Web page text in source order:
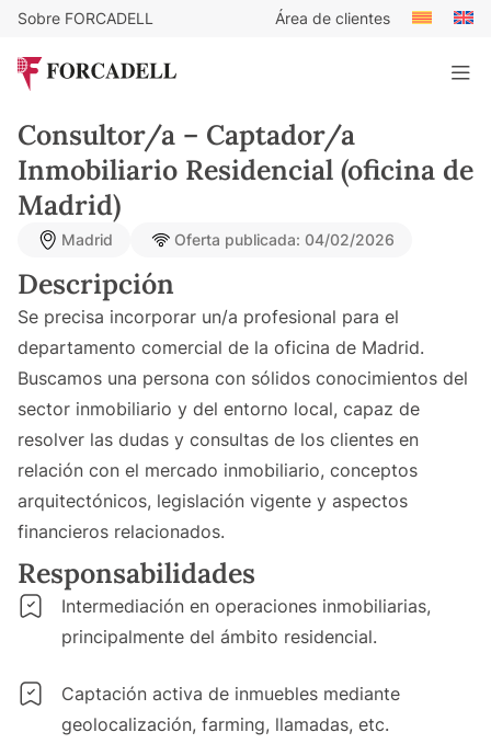
Sobre FORCADELL Área de clientes
Consultor/a – Captador/a
Inmobiliario Residencial (oficina de
Madrid)
Madrid Oferta publicada: 04/02/2026
Descripción
Se precisa incorporar un/a profesional para el
departamento comercial de la oficina de Madrid.
Buscamos una persona con sólidos conocimientos del
sector inmobiliario y del entorno local, capaz de
resolver las dudas y consultas de los clientes en
relación con el mercado inmobiliario, conceptos
arquitectónicos, legislación vigente y aspectos
financieros relacionados.
Responsabilidades
Intermediación en operaciones inmobiliarias,
principalmente del ámbito residencial.
Captación activa de inmuebles mediante
geolocalización, farming, llamadas, etc.